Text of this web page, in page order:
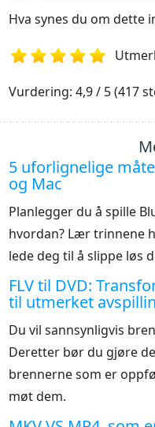
Hva synes du om dette
1 2 3 4 5
Vurdering: 4,9 / 5 (417
5 uforlignelige
og Mac
Planlegger du å spille
hvordan? Lær trinnene
lede deg til å slippe løs
FLV til DVD:
til utmerket
Du vil sannsynligvis
Deretter bør du gjøre
brennerne som er
møt dem.